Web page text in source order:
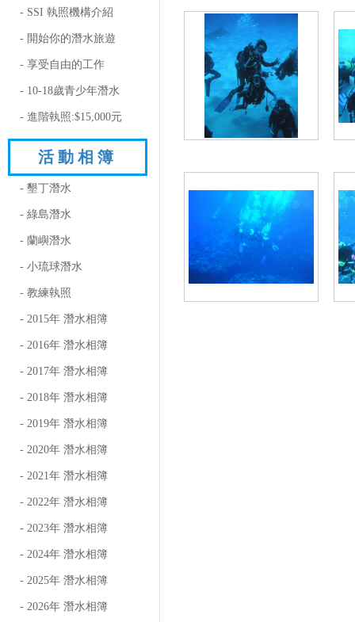
- SSI 執照機構介紹
- 開始你的潛水旅遊
- 享受自由的工作
- 10-18歲青少年潛水
- 進階執照:$15,000元
活動相簿
- 墾丁潛水
- 綠島潛水
- 蘭嶼潛水
- 小琉球潛水
- 教練執照
- 2015年 潛水相簿
- 2016年 潛水相簿
- 2017年 潛水相簿
- 2018年 潛水相簿
- 2019年 潛水相簿
- 2020年 潛水相簿
- 2021年 潛水相簿
- 2022年 潛水相簿
- 2023年 潛水相簿
- 2024年 潛水相簿
- 2025年 潛水相簿
- 2026年 潛水相簿